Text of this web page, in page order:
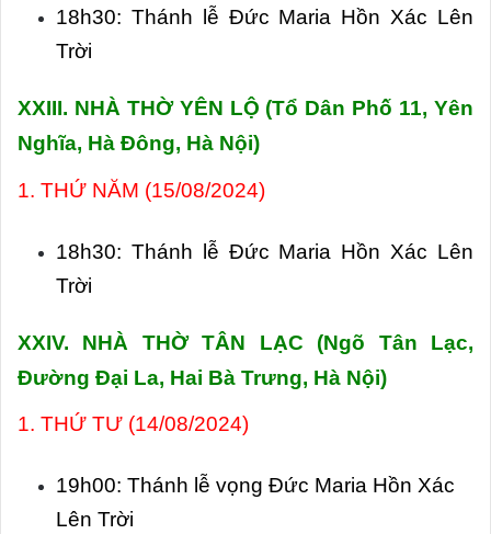
18h30: Thánh lễ Đức Maria Hồn Xác Lên
Trời
XXIII. NHÀ THỜ YÊN LỘ (Tổ Dân Phố 11, Yên
Nghĩa, Hà Đông, Hà Nội)
1. THỨ NĂM (15/08/2024)
18h30: Thánh lễ Đức Maria Hồn Xác Lên
Trời
XXIV. NHÀ THỜ TÂN LẠC (Ngõ Tân Lạc,
Đường Đại La, Hai Bà Trưng, Hà Nội)
1. THỨ TƯ (14/08/2024)
19h00: Thánh lễ vọng Đức Maria Hồn Xác
Lên Trời